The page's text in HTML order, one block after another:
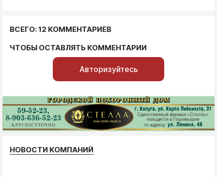
ВСЕГО: 12 КОММЕНТАРИЕВ
ЧТОБЫ ОСТАВЛЯТЬ КОММЕНТАРИИ
Авторизуйтесь
НОВОСТИ КОМПАНИЙ